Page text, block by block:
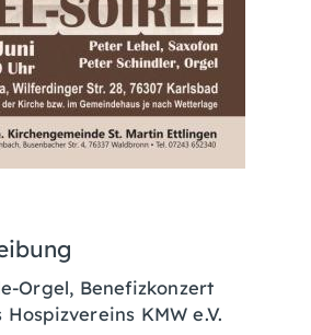
Orgel, Benefizkonzert
KMW e.V.